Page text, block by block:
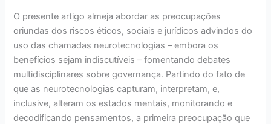
O presente artigo almeja abordar as preocupações
oriundas dos riscos éticos, sociais e jurídicos advindos do
uso das chamadas neurotecnologias – embora os
benefícios sejam indiscutíveis – fomentando debates
multidisciplinares sobre governança. Partindo do fato de
que as neurotecnologias capturam, interpretam, e,
inclusive, alteram os estados mentais, monitorando e
decodificando pensamentos, a primeira preocupação que